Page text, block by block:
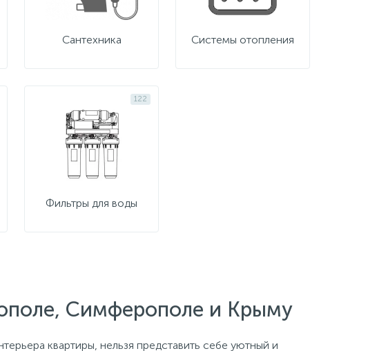
Сантехника Системы отопления
122
Фильтры для воды
Симферополе и Крыму
квартиры, нельзя представить себе уютный и